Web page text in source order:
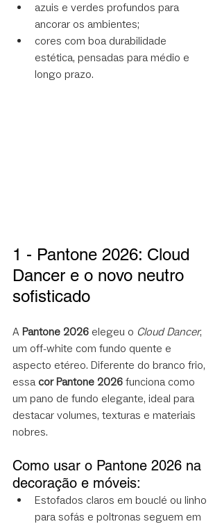
azuis e verdes profundos para
ancorar os ambientes;
cores com boa durabilidade
estética, pensadas para médio e
longo prazo.
1 - Pantone 2026: Cloud
Dancer e o novo neutro
sofisticado
A Pantone 2026 elegeu o Cloud Dancer,
um off-white com fundo quente e
aspecto etéreo. Diferente do branco frio,
essa cor Pantone 2026 funciona como
um pano de fundo elegante, ideal para
destacar volumes, texturas e materiais
nobres.
Como usar o Pantone 2026 na
decoração e móveis:
Estofados claros em bouclé ou linho
para sofás e poltronas seguem em